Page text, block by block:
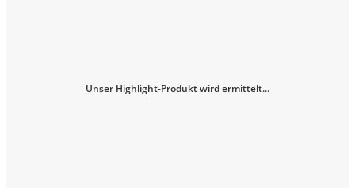
Unser Highlight-Produkt wird ermittelt...